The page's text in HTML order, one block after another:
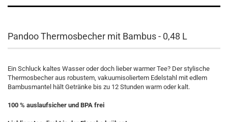
Pandoo Thermosbecher mit Bambus - 0,48 L
Ein Schluck kaltes Wasser oder doch lieber warmer Tee? Der stylische
Thermosbecher aus robustem, vakuumisoliertem Edelstahl mit edlem
Bambusmantel hält Getränke bis zu 12 Stunden warm oder kalt.
100 % auslaufsicher und BPA frei